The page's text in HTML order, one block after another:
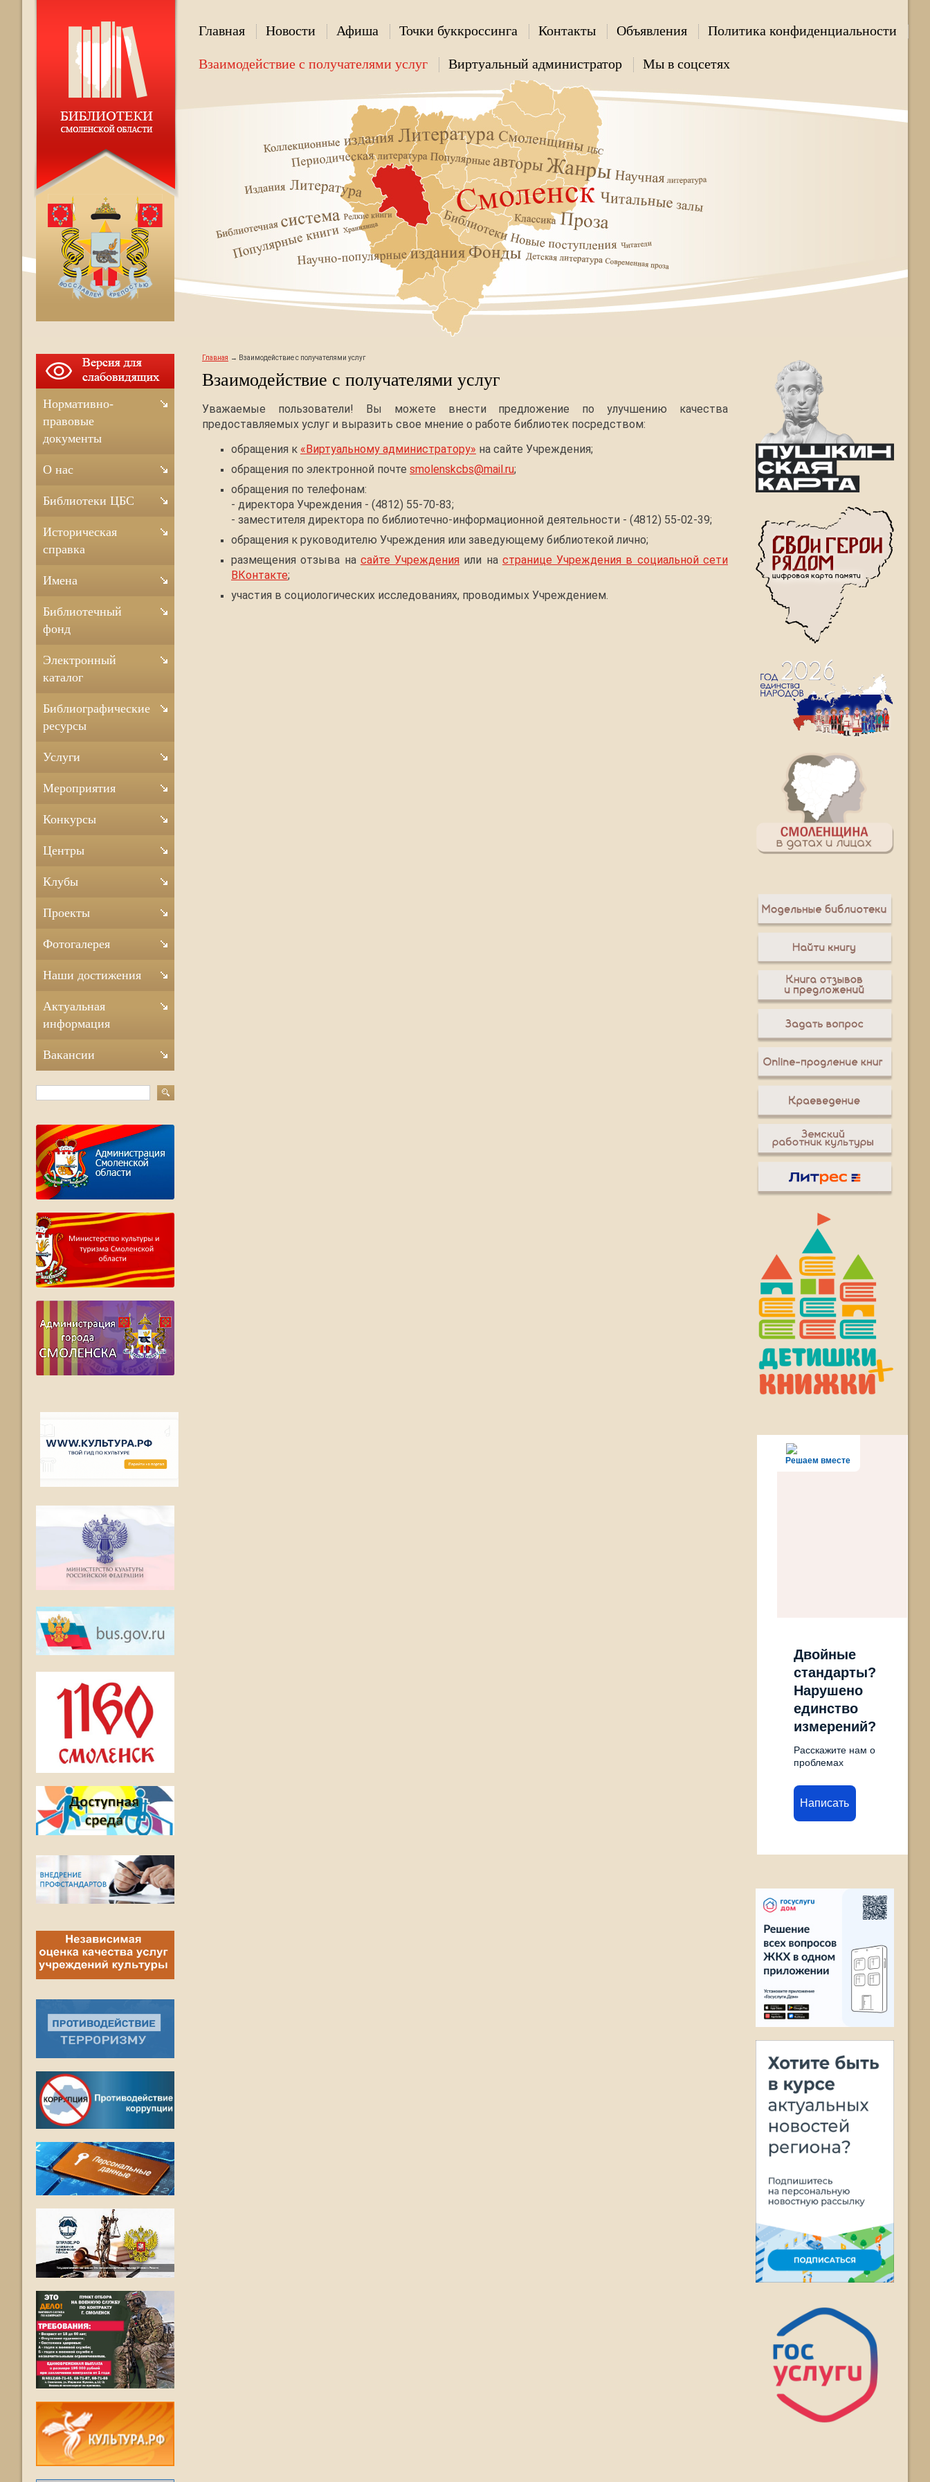
Главная Новости Афиша Точки буккроссинга Контакты Объявления Политика конфиденциальности
Взаимодействие с получателями услуг Виртуальный администратор Мы в соцсетях
Главная Взаимодействие с получателями услуг
Взаимодействие с получателями услуг
Уважаемые пользователи! Вы можете внести предложение по улучшению качества
предоставляемых услуг и выразить свое мнение о работе библиотек посредством:
обращения к «Виртуальному администратору» на сайте Учреждения;
обращения по электронной почте smolenskcbs@mail.ru;
обращения по телефонам:
- директора Учреждения - (4812) 55-70-83;
- заместителя директора по библиотечно-информационной деятельности - (4812) 55-02-39;
обращения к руководителю Учреждения или заведующему библиотекой лично;
размещения отзыва на сайте Учреждения или на странице Учреждения в социальной сети
ВКонтакте;
участия в социологических исследованиях, проводимых Учреждением.
Нормативно-
правовые
документы
О нас
Библиотеки ЦБС
Историческая
справка
Имена
Библиотечный
фонд
Электронный
каталог
Библиографические
ресурсы
Услуги
Мероприятия
Конкурсы
Центры
Клубы
Проекты
Фотогалерея
Наши достижения
Актуальная
информация
Вакансии
Решаем вместе
Двойные
стандарты?
Нарушено
единство
измерений?
Расскажите нам о
проблемах
Написать